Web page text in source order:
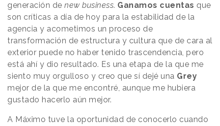
generación de new business. Ganamos cuentas que
son críticas a día de hoy para la estabilidad de la
agencia y acometimos un proceso de
transformación de estructura y cultura que de cara al
exterior puede no haber tenido trascendencia, pero
está ahí y dio resultado. Es una etapa de la que me
siento muy orgulloso y creo que sí dejé una Grey
mejor de la que me encontré, aunque me hubiera
gustado hacerlo aún mejor.
A Máximo tuve la oportunidad de conocerlo cuando